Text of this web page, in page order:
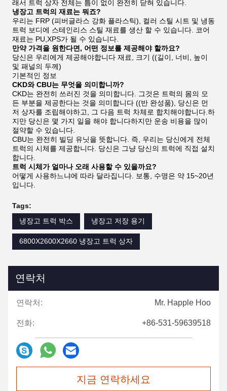
래서 트럭 상자 전체는 틈이 없이 완전히 닫혀 있습니다.
냉장고 트럭의 재료는 뭐죠?
우리는 FRP (피버글라스 강화 플라스틱), 컬러 스틸 시트 및 냉동
트럭 보디에 스테인리스 스틸 재료를 생산 할 수 있습니다. 코어
재료는 PU,XPS가 될 수 있습니다.
만약 가격을 원한다면, 어떤 정보를 제공해야 할까요?
당신은 우리에게 제공해야합니다 재료, 크기 ((길이, 너비, 높이
및 패널의 두께)
기본적인 정보
CKD와 CBU는 무엇을 의미합니까?
CKD는 완전히 쓰러진 것을 의미합니다. 그것은 트럭의 몸의 모
든 부분을 제공한다는 것을 의미합니다 ((반 완성품), 당신은 먼
저 상자를 조립해야하고, 그 다음 트럭 차체로 합치해야합니다.하
지만 당신은 몇 가지 일을 해야 합니다하지만 운송 비용을 많이
절약할 수 있습니다.
CBU는 완전히 빌딩 유닛을 뜻합니다. 즉, 우리는 당신에게 전체
트럭의 시체를 제공합니다. 당신은 그냥 당신의 트럭에 직접 설치
합니다.
트럭 시체가 얼마나 오래 사용할 수 있을까요?
어떻게 사용하느냐에 따라 달라집니다. 보통, 수명은 약 15~20년
입니다.
Tags:
냉장고 트럭 박스
냉장고 저장 용기
6800X2600X2660 냉장고 트럭 상자
연락처
연락처: Mr. Happle Hoo
전화: +86-531-59639518
지금 연락하세요